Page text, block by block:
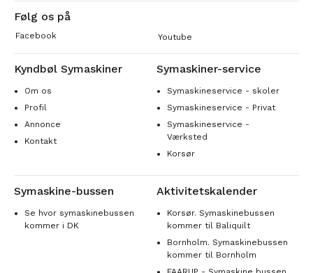
Følg os på
Facebook Youtube
Kyndbøl Symaskiner
Om os
Profil
Annonce
Kontakt
Symaskiner-service
Symaskineservice - skoler
Symaskineservice - Privat
Symaskineservice -
Værksted
Korsør
Symaskine-bussen
Se hvor symaskinebussen
kommer i DK
Aktivitetskalender
Korsør. Symaskinebussen
kommer til Baliquilt
Bornholm. Symaskinebussen
kommer til Bornholm